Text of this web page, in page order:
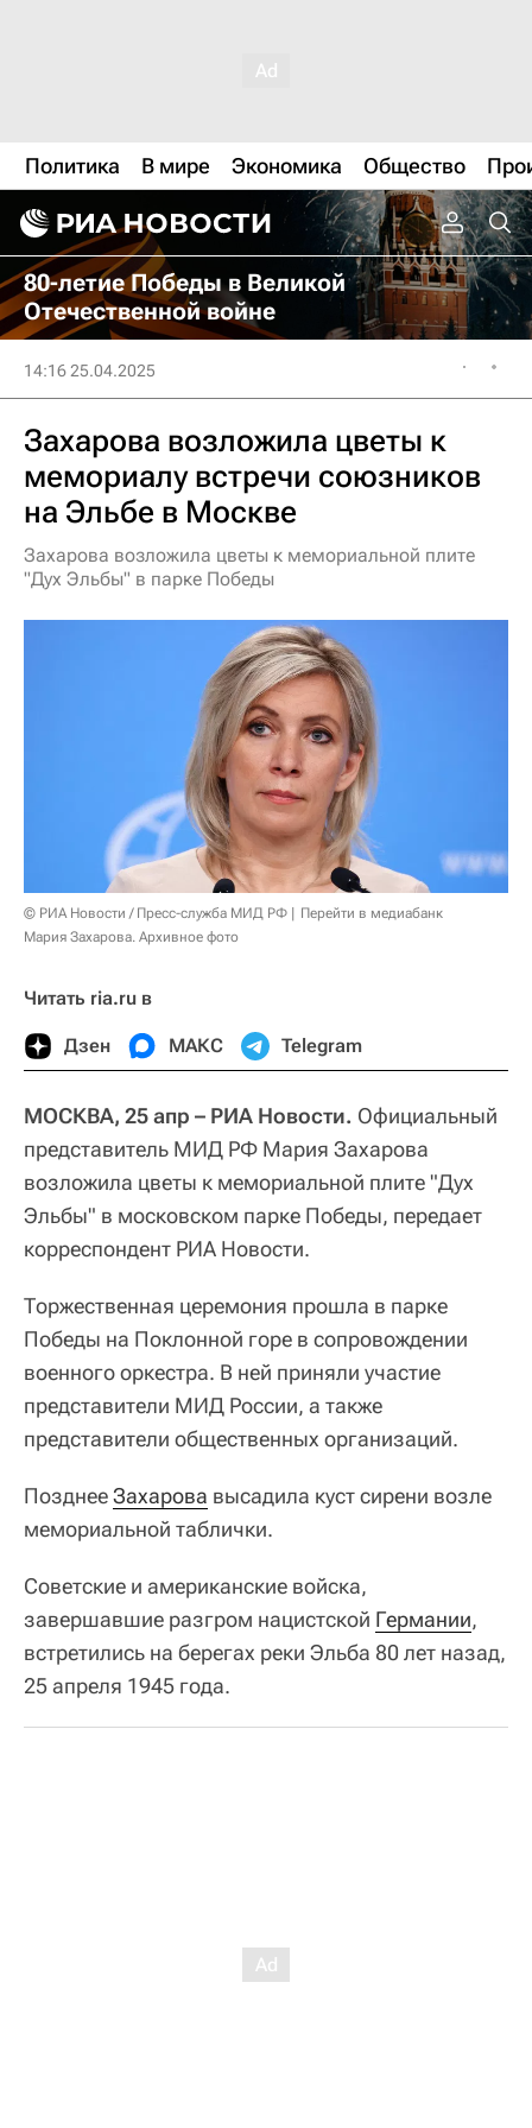
Политика В мире Экономика Общество
80-летие Победы в Великой
Отечественной войне
14:16 25.04.2025
Захарова возложила цветы к
мемориалу встречи союзников
на Эльбе в Москве
Захарова возложила цветы к мемориальной плите
"Дух Эльбы" в парке Победы
© РИА Новости / Пресс-служба МИД РФ
Перейти в медиабанк
Мария Захарова. Архивное фото
Читать ria.ru в
Дзен МАКС Telegram
МОСКВА, 25 апр – РИА Новости. Официальный
представитель МИД РФ Мария Захарова
возложила цветы к мемориальной плите "Дух
Эльбы" в московском парке Победы, передает
корреспондент РИА Новости.
Торжественная церемония прошла в парке
Победы на Поклонной горе в сопровождении
военного оркестра. В ней приняли участие
представители МИД России, а также
представители общественных организаций.
ПозднееЗахарова высадила куст сирени возле
мемориальной таблички.
Советские и американские войска,
завершавшие разгром нацистской Германии,
встретились на берегах реки Эльба 80 лет назад,
25 апреля 1945 года.